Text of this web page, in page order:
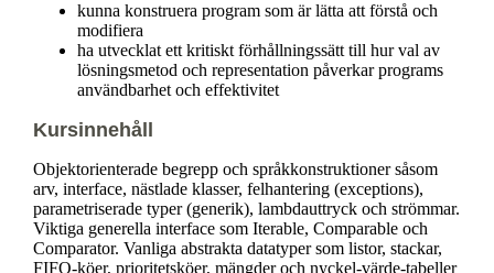
kunna konstruera program som är lätta att förstå och
modifiera
ha utvecklat ett kritiskt förhållningssätt till hur val av
lösningsmetod och representation påverkar programs
användbarhet och effektivitet
Kursinnehåll
Objektorienterade begrepp och språkkonstruktioner såsom
arv, interface, nästlade klasser, felhantering (exceptions),
parametriserade typer (generik), lambdauttryck och strömmar.
Viktiga generella interface som Iterable, Comparable och
Comparator. Vanliga abstrakta datatyper som listor, stackar,
FIFO-köer, prioritetsköer, mängder och nyckel-värde-tabeller